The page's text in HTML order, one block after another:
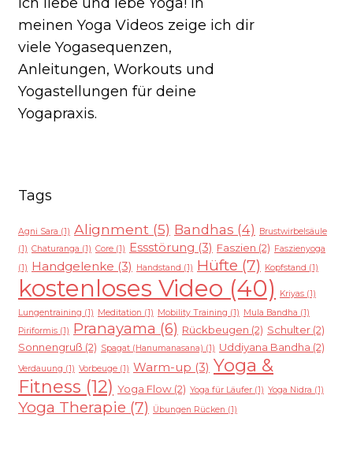
meinen Yoga Videos zeige ich dir
viele Yogasequenzen,
Anleitungen, Workouts und
Yogastellungen für deine
Yogapraxis.
Tags
Agni Sara (1) Alignment (5) Bandhas (4)
Brustwirbelsäule
(1) Chaturanga (1) Core (1) Essstörung (3) Faszien (2) Faszienyoga
(1)
Handgelenke (3) Handstand (1) Hüfte (7) Kopfstand (1)
kostenloses Video (40) Kriyas (1)
Lungentraining (1) Meditation (1) Mobility Training (1) Mula Bandha (1)
Piriformis (1) Pranayama (6) Rückbeugen (2) Schulter (2)
Sonnengruß (2) Spagat (Hanumanasana) (1) Uddiyana Bandha (2)
Verdauung (1) Vorbeuge (1) Warm-up (3) Yoga &
Fitness (12) Yoga Flow (2) Yoga für Läufer (1) Yoga Nidra (1)
Yoga Therapie (7) Übungen Rücken (1)